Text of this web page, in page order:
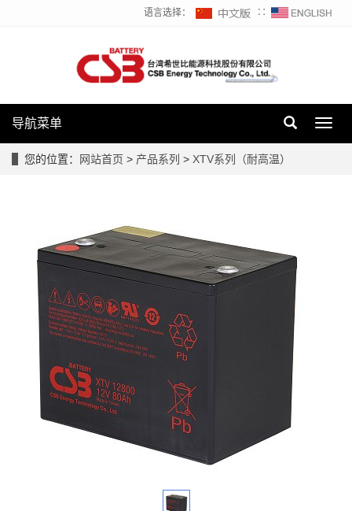
语言选择： ∷
导航菜单
您的位置： 网站首页 > 产品系列 > XTV系列（耐高温）